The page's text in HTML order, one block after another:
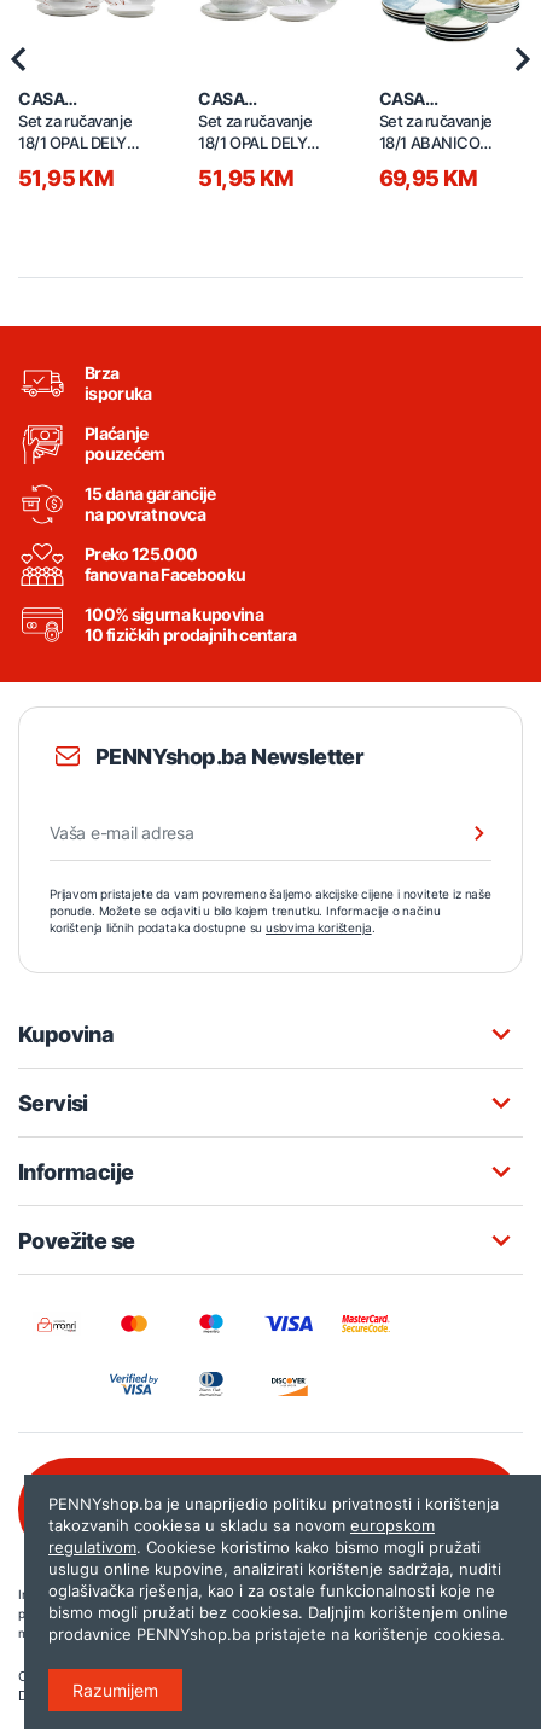
CASA
COLLECTION
Set za ručavanje
18/1 OPAL DELY
51,95 KM
CASA
COLLECTION
Set za ručavanje
18/1 OPAL DELY
51,95 KM
CASA
COLLECTION
Set za ručavanje
18/1 ABANICO
69,95 KM
Brza
isporuka
Plaćanje
pouzećem
15 dana garancije
na povrat novca
Preko 125.000
fanova na Facebooku
100% sigurna kupovina
10 fizičkih prodajnih centara
PENNYshop.ba Newsletter
Prijavom pristajete da vam povremeno šaljemo akcijske cijene i novitete iz naše
ponude. Možete se odjaviti u bilo kojem trenutku. Informacije o načinu
korištenja ličnih podataka dostupne su uslovima korištenja.
Kupovina
Servisi
Informacije
Povežite se
080 020 261
Internet trgovina PENNYshop.ba nastoji objavljivati samo provjerene i pravilne
podatke. Ako na našoj stranici otkrijete neistinite, odnosno neadekvatne informacije,
molimo vas da nam to javite nashop@pennyplus.com .
Copyright © 2026.
Dizajn i programiranje:
PENNYshop.ba je unaprijedio politiku privatnosti i korištenja
takozvanih cookiesa u skladu sa novom europskom
regulativom. Cookiese koristimo kako bismo mogli pružati
uslugu online kupovine, analizirati korištenje sadržaja, nuditi
oglašivačka rješenja, kao i za ostale funkcionalnosti koje ne
bismo mogli pružati bez cookiesa. Daljnjim korištenjem online
prodavnice PENNYshop.ba pristajete na korištenje cookiesa.
Razumijem